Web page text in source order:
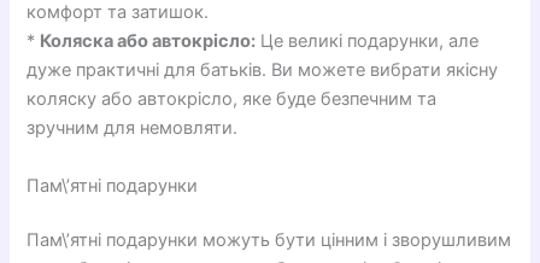
комфорт та затишок.
* Коляска або автокрісло: Це великі подарунки, але
дуже практичні для батьків. Ви можете вибрати якісну
коляску або автокрісло, яке буде безпечним та
зручним для немовляти.
Пам\’ятні подарунки
Пам\’ятні подарунки можуть бути цінним і зворушливим